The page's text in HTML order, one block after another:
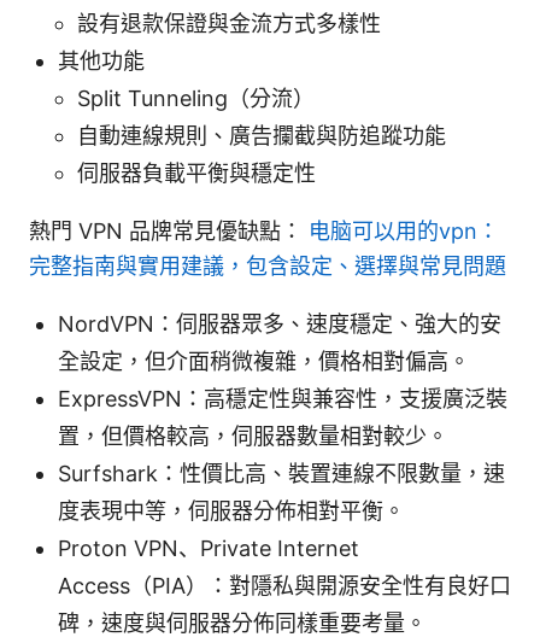
設有退款保證與金流方式多樣性
其他功能
Split Tunneling（分流）
自動連線規則、廣告攔截與防追蹤功能
伺服器負載平衡與穩定性
熱門 VPN 品牌常見優缺點： 电脑可以用的vpn：
完整指南與實用建議，包含設定、選擇與常見問題
NordVPN：伺服器眾多、速度穩定、強大的安
全設定，但介面稍微複雜，價格相對偏高。
ExpressVPN：高穩定性與兼容性，支援廣泛裝
置，但價格較高，伺服器數量相對較少。
Surfshark：性價比高、裝置連線不限數量，速
度表現中等，伺服器分佈相對平衡。
Proton VPN、Private Internet
Access（PIA）：對隱私與開源安全性有良好口
碑，速度與伺服器分佈同樣重要考量。